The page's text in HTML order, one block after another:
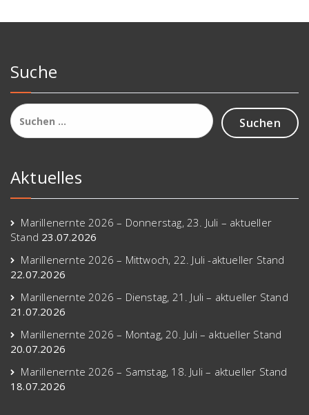
Suche
Aktuelles
Marillenernte 2026 – Donnerstag, 23. Juli – aktueller
Stand 23.07.2026
Marillenernte 2026 – Mittwoch, 22. Juli -aktueller Stand
22.07.2026
Marillenernte 2026 – Dienstag, 21. Juli – aktueller Stand
21.07.2026
Marillenernte 2026 – Montag, 20. Juli – aktueller Stand
20.07.2026
Marillenernte 2026 – Samstag, 18. Juli – aktueller Stand
18.07.2026